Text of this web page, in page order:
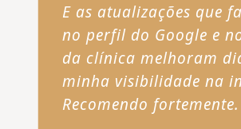
E as atualizações que
no perfil do Google e
da clínica melhoram
minha visibilidade na
Recomendo fortemente.